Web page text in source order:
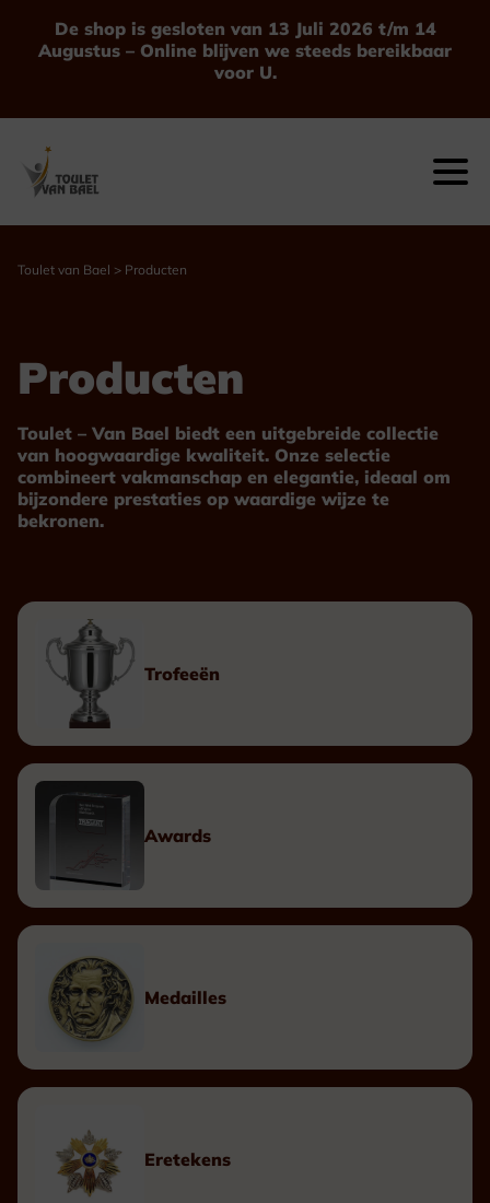
De shop is gesloten van 13 Juli 2026 t/m 14
Augustus – Online blijven we steeds bereikbaar
voor U.
Toulet van Bael > Producten
Producten
Toulet – Van Bael biedt een uitgebreide collectie
van hoogwaardige kwaliteit. Onze selectie
combineert vakmanschap en elegantie, ideaal om
bijzondere prestaties op waardige wijze te
bekronen.
Trofeeën
Awards
Medailles
Eretekens